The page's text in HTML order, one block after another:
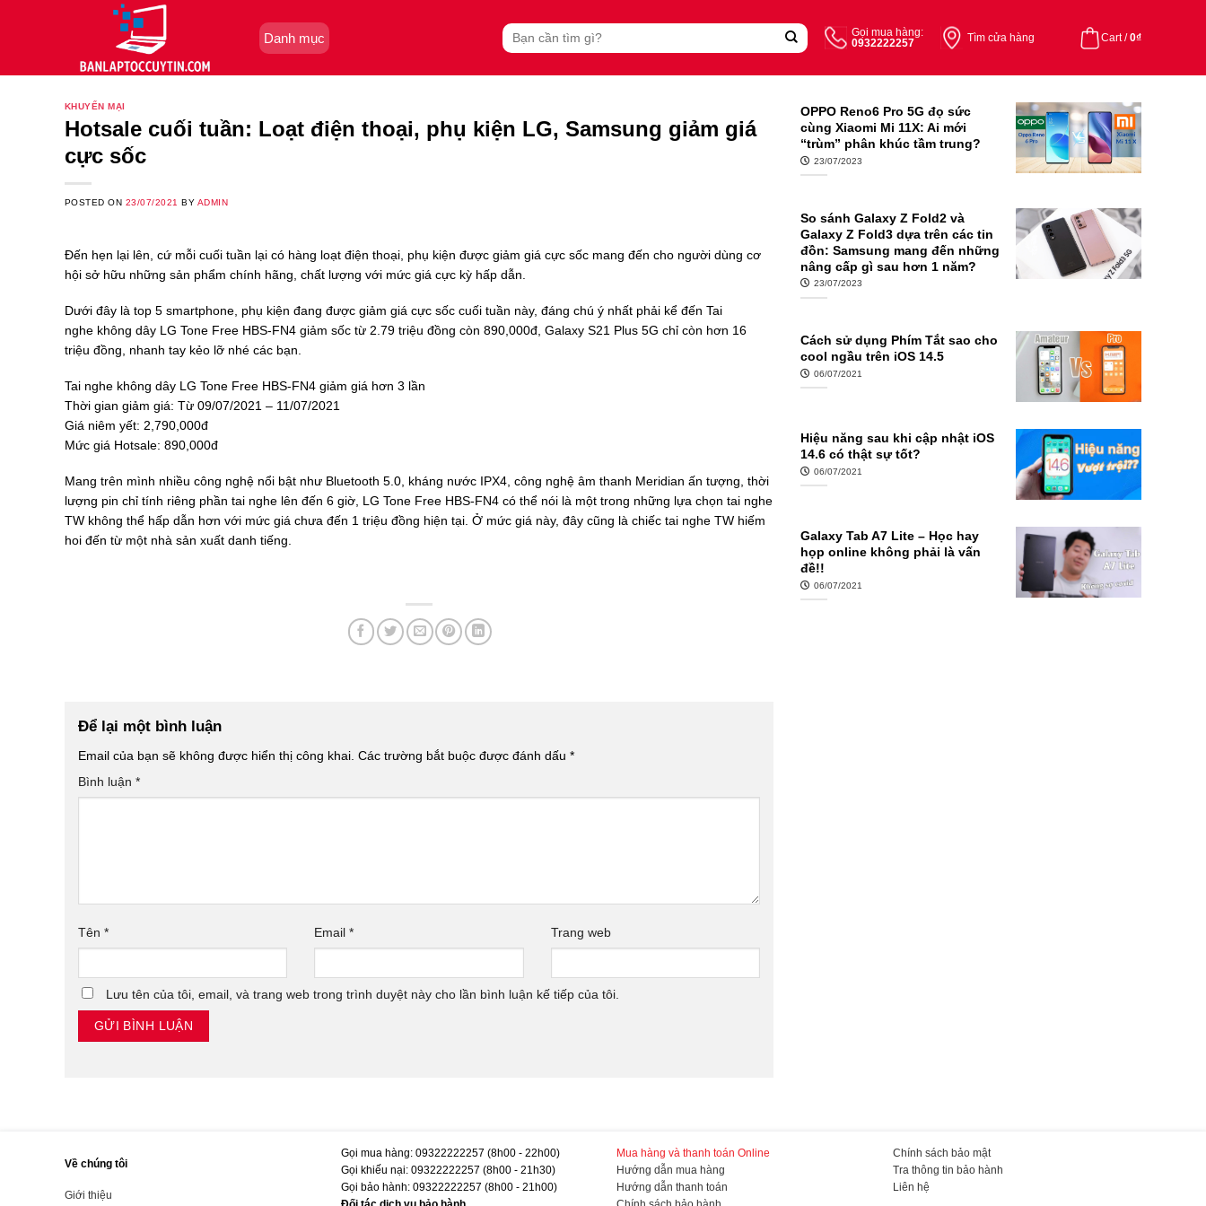
Danh mục
Search
for:
Gọi mua hàng:
0932222257
Tìm cửa hàng Cart /0₫
KHUYẾN MẠI
Hotsale cuối tuần: Loạt điện thoại, phụ kiện LG, Samsung giảm giá
cực sốc
POSTED ON 23/07/2021 BY ADMIN
Đến hẹn lại lên, cứ mỗi cuối tuần lại có hàng loạt điện thoại, phụ kiện được giảm giá cực sốc mang đến cho người dùng cơ
hội sở hữu những sản phẩm chính hãng, chất lượng với mức giá cực kỳ hấp dẫn.
Dưới đây là top 5 smartphone, phụ kiện đang được giảm giá cực sốc cuối tuần này, đáng chú ý nhất phải kể đến Tai
nghe không dây LG Tone Free HBS-FN4 giảm sốc từ 2.79 triệu đồng còn 890,000đ, Galaxy S21 Plus 5G chỉ còn hơn 16
triệu đồng, nhanh tay kẻo lỡ nhé các bạn.
Tai nghe không dây LG Tone Free HBS-FN4 giảm giá hơn 3 lần
Thời gian giảm giá: Từ 09/07/2021 – 11/07/2021
Giá niêm yết: 2,790,000đ
Mức giá Hotsale: 890,000đ
Mang trên mình nhiều công nghệ nổi bật như Bluetooth 5.0, kháng nước IPX4, công nghệ âm thanh Meridian ấn tượng, thời
lượng pin chỉ tính riêng phần tai nghe lên đến 6 giờ, LG Tone Free HBS-FN4 có thể nói là một trong những lựa chọn tai nghe
TW không thể hấp dẫn hơn với mức giá chưa đến 1 triệu đồng hiện tại. Ở mức giá này, đây cũng là chiếc tai nghe TW hiếm
hoi đến từ một nhà sản xuất danh tiếng.
Để lại một bình luận
Email của bạn sẽ không được hiển thị công khai. Các trường bắt buộc được đánh dấu *
Bình luận *
Tên * Email* Trang web
Lưu tên của tôi, email, và trang web trong trình duyệt này cho lần bình luận kế tiếp của tôi.
OPPO Reno6 Pro 5G đọ sức
cùng Xiaomi Mi 11X: Ai mới
“trùm” phân khúc tầm trung?
23/07/2023
So sánh Galaxy Z Fold2 và
Galaxy Z Fold3 dựa trên các tin
đồn: Samsung mang đến những
nâng cấp gì sau hơn 1 năm?
23/07/2023
Cách sử dụng Phím Tắt sao cho
cool ngầu trên iOS 14.5
06/07/2021
Hiệu năng sau khi cập nhật iOS
14.6 có thật sự tốt?
06/07/2021
Galaxy Tab A7 Lite – Học hay
họp online không phải là vấn
đề!!
06/07/2021
Về chúng tôi
Giới thiệu
Gọi mua hàng: 09322222257 (8h00 - 22h00)
Gọi khiếu nại: 09322222257 (8h00 - 21h30)
Gọi bảo hành: 09322222257 (8h00 - 21h00)
Mua hàng và thanh toán Online
Hướng dẫn mua hàng
Hướng dẫn thanh toán
Chính sách bảo mật
Tra thông tin bảo hành
Liên hệ